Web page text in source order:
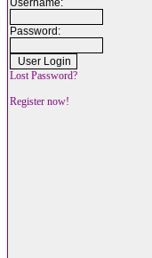
Username:
Password:
Lost Password?
Register now!